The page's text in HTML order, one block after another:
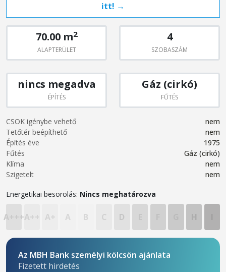
itt! →
70.00 m2
ALAPTERÜLET
4
SZOBASZÁM
nincs megadva
ÉPÍTÉS
Gáz (cirkó)
FŰTÉS
CSOK igénybe vehető
nem
Tetőtér beépíthető
nem
Építés éve
1975
Fűtés
Gáz (cirkó)
Klíma
nem
Szigetelt
nem
Energetikai besorolás: Nincs meghatározva
A+++A++ A+ A B C D
Az MBH Bank személyi kölcsön ajánlata
Fizetett hirdetés